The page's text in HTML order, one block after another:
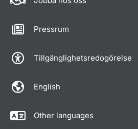
Pressrum
Tillgänglighetsredogörelse
English
Other languages